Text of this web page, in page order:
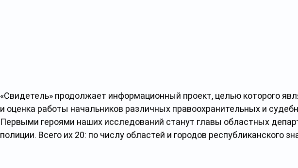
«Свидетель» продолжает информационный проект, целью которого
и оценка работы начальников различных правоохранительных и
Первыми героями наших исследований станут главы областных
полиции. Всего их 20: по числу областей и городов республиканского